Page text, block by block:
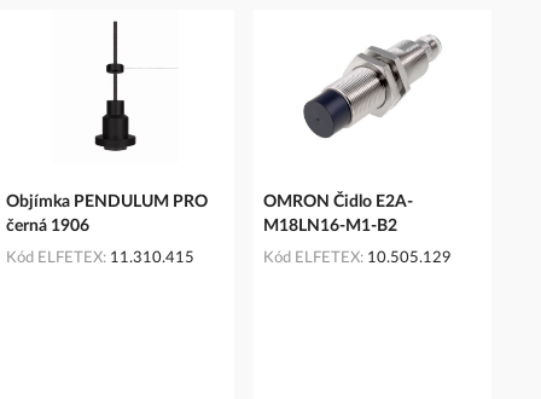
Objímka PENDULUM PRO
černá 1906
Kód ELFETEX 11.310.415
OMRON Čidlo E2A-
M18LN16-M1-B2
Kód ELFETEX 10.505.129